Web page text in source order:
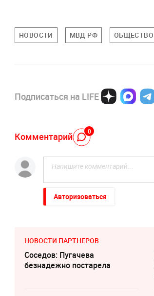
НОВОСТИ МВД РФ ОБЩЕСТВО
Подписаться на LIFE
Комментарий 0
Авторизоваться
НОВОСТИ ПАРТНЕРОВ
Соседов: Пугачева
безнадежно постарела